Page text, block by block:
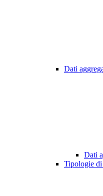
Dati
Dati
Tipologie